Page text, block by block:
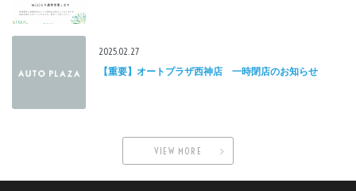
2025.02.27
【重要】オートプラザ西神店 一時閉店のお知らせ
VIEW MORE